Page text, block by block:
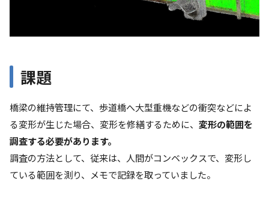
課題
橋梁の維持管理にて、歩道橋へ大型重機などの衝突などによ
る変形が生じた場合、変形を修繕するために、変形の範囲を
調査する必要があります。
調査の方法として、従来は、人間がコンベックスで、変形し
ている範囲を測り、メモで記録を取っていました。